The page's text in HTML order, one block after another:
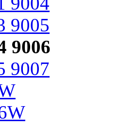
9005
9006
9007